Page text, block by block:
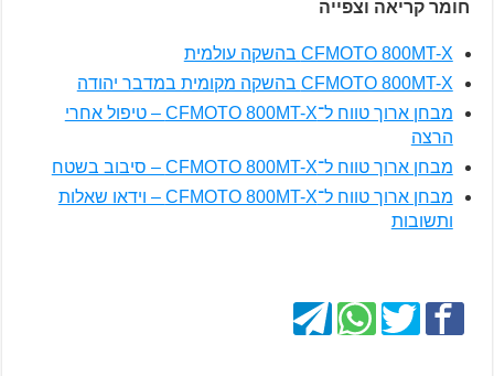
חומר קריאה וצפייה
CFMOTO 800MT-X בהשקה עולמית
CFMOTO 800MT-X בהשקה מקומית במדבר יהודה
מבחן ארוך טווח ל־CFMOTO 800MT-X – טיפול אחרי
הרצה
מבחן ארוך טווח ל־CFMOTO 800MT-X – סיבוב בשטח
מבחן ארוך טווח ל־CFMOTO 800MT-X – וידאו שאלות
ותשובות